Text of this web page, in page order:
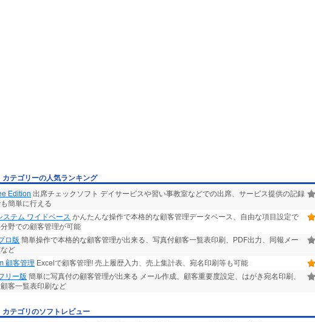
カテゴリーの人気ランキング
Edition 出席チェックソフト デイサービスや習い事教室などでの出席、サービス提供の記録
簡単に行える
ステム ワイドベース かんたんな操作で本格的な顧客管理データベース、自由な項目設定で
野での顧客管理が可能
ロ版 簡単操作で本格的な顧客管理が出来る、写真付顧客一覧表印刷、PDF出力、同報メー
ど
顧客管理 Excelで顧客管理! 売上履歴入力、売上集計表、宛名印刷等も可能
リー版 簡単に写真付の顧客管理が出来る メール作成、顧客重要度設定、はがき宛名印刷、
客一覧表印刷など
カテゴリのソフトレビュー